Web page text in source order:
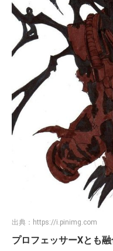
出典： https://i.pinimg.com
プロフェッサーXとも